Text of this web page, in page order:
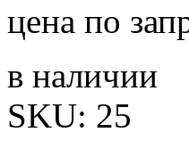
цена по
в наличии
SKU: 25